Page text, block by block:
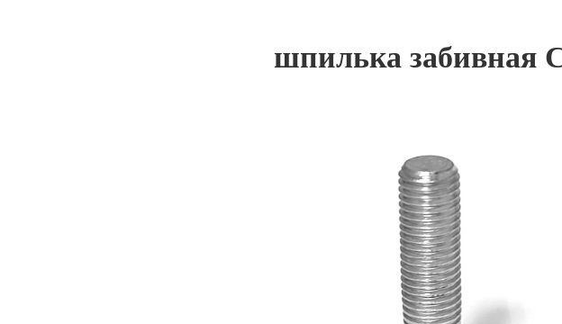
шпилька забивная